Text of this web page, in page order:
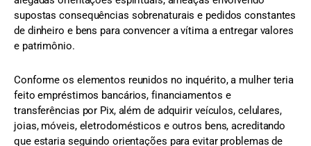
supostas consequências sobrenaturais e pedidos constantes
de dinheiro e bens para convencer a vítima a entregar valores
e patrimônio.
Conforme os elementos reunidos no inquérito, a mulher teria
feito empréstimos bancários, financiamentos e
transferências por Pix, além de adquirir veículos, celulares,
joias, móveis, eletrodomésticos e outros bens, acreditando
que estaria seguindo orientações para evitar problemas de